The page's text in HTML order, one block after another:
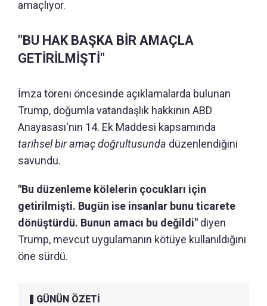
amaçlıyor.
"BU HAK BAŞKA BİR AMAÇLA
GETİRİLMİŞTİ"
İmza töreni öncesinde açıklamalarda bulunan
Trump, doğumla vatandaşlık hakkının ABD
Anayasası'nın 14. Ek Maddesi kapsamında
tarihsel bir amaç doğrultusunda düzenlendiğini
savundu.
"Bu düzenleme kölelerin çocukları için
getirilmişti. Bugün ise insanlar bunu ticarete
dönüştürdü. Bunun amacı bu değildi" diyen
Trump, mevcut uygulamanın kötüye kullanıldığını
öne sürdü.
GÜNÜN ÖZETİ